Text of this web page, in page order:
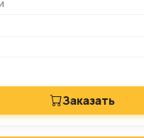
Заказать